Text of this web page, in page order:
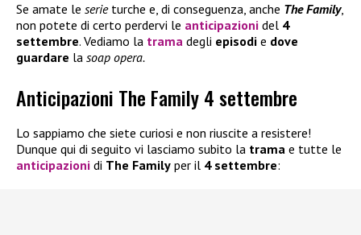
Se amate le serieturche e, di conseguenza, anche The Family,
non potete di certo perdervi le anticipazioni del 4
settembre. Vediamo la trama degli episodi e dove
guardare la soap opera.
Anticipazioni The Family 4 settembre
Lo sappiamo che siete curiosi e non riuscite a resistere!
Dunque qui di seguito vi lasciamo subito la trama e tutte le
anticipazioni di The Family per il 4 settembre: